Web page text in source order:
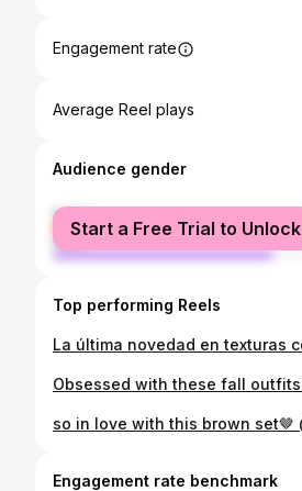
Engagement rate
Average Reel plays
Audience gender
female
male
Start a Free Trial to Unlock
Top performing Reels
Engagement rate benchmark